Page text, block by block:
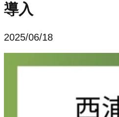
導入
2025/06/18